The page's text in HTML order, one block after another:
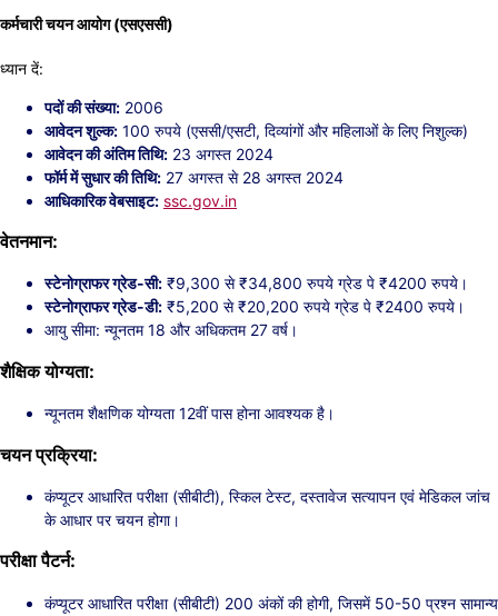
कर्मचारी चयन आयोग (एसएससी)
ध्यान दें:
पदों की संख्या: 2006
आवेदन शुल्क: 100 रुपये (एससी/एसटी, दिव्यांगों और महिलाओं के लिए निशुल्क)
आवेदन की अंतिम तिथि: 23 अगस्त 2024
फॉर्म में सुधार की तिथि: 27 अगस्त से 28 अगस्त 2024
आधिकारिक वेबसाइट: ssc.gov.in
वेतनमान:
स्टेनोग्राफर ग्रेड-सी: ₹9,300 से ₹34,800 रुपये ग्रेड पे ₹4200 रुपये।
स्टेनोग्राफर ग्रेड-डी: ₹5,200 से ₹20,200 रुपये ग्रेड पे ₹2400 रुपये।
आयु सीमा: न्यूनतम 18 और अधिकतम 27 वर्ष।
शैक्षिक योग्यता:
न्यूनतम शैक्षणिक योग्यता 12वीं पास होना आवश्यक है।
चयन प्रक्रिया:
कंप्यूटर आधारित परीक्षा (सीबीटी), स्किल टेस्ट, दस्तावेज सत्यापन एवं मेडिकल जांच
के आधार पर चयन होगा।
परीक्षा पैटर्न:
कंप्यूटर आधारित परीक्षा (सीबीटी) 200 अंकों की होगी, जिसमें 50-50 प्रश्न सामान्य